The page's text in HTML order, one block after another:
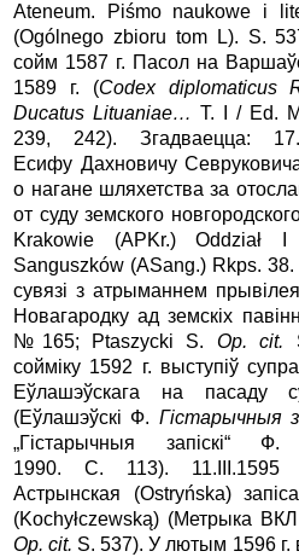
Ateneum. Piśmo naukowe i
(Ogólnego zbioru tom L). S.
сойм 1587 г. Пасол на
1589 г. (Codex diplomaticus
Ducatus Lituaniae… T. I / Ed.
239, 242). Згадваецца:
Есифу Дахновичу
о нагане шляхетства за
от суду земского
Krakowie (APKr.)
Oddział
Sanguszków (ASang.) Rkps.
сувязі з атрыманнем
Новагародку ад земскіх
№165; Ptaszycki S. Op. cit.
сойміку 1592 г. выступіў
Еўлашэўскага на пасаду
(Еўлашэўскi Ф. Гiстарычныя
„Гiстарычныя запiскi“ Ф.
1990. С. 113). 11.III.1595
Астрынская (Ostryńska)
(Kochyłczewską) (Метрыка
Op. cit. S. 537). У лютым 1596 г.